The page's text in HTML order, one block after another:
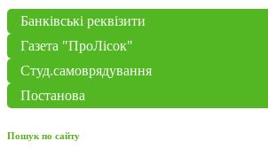
Банківські реквізити
Газета "ПроЛісок"
Студ.самоврядування
Постанова
Пошук по сайту